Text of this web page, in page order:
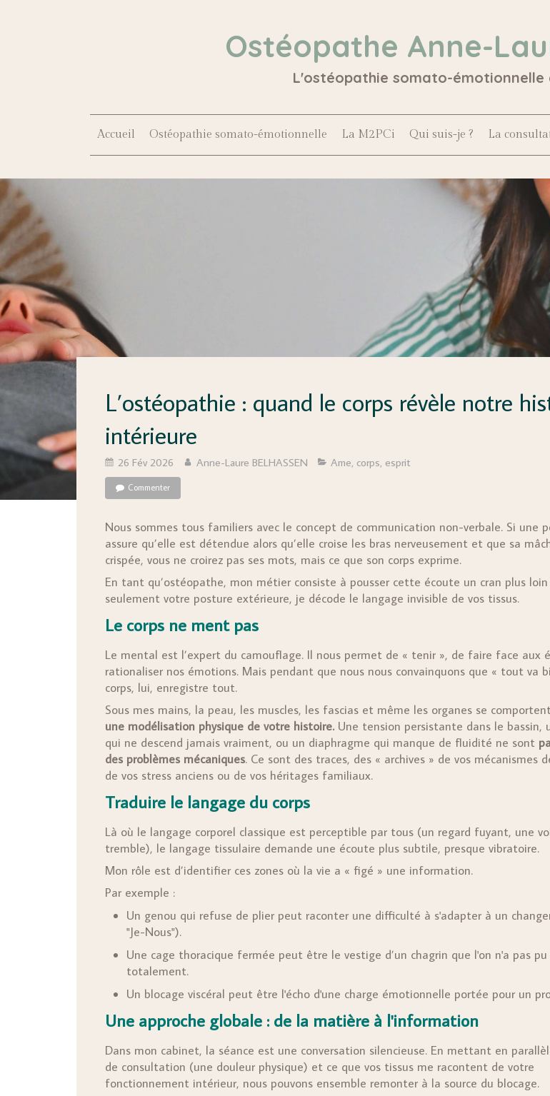
Ostéopathe Anne-
L'ostéopathie somato-émotionnelle
Accueil Ostéopathie somato-émotionnelle La M2PCi Qui suis-je ? La
L’ostéopathie : quand le corps révèle notre
intérieure
26 Fév 2026 Anne-Laure BELHASSEN Ame, corps, esprit
Commenter
Nous sommes tous familiers avec le concept de communication non-verbale. Si une
assure qu’elle est détendue alors qu’elle croise les bras nerveusement et que sa
crispée, vous ne croirez pas ses mots, mais ce que son corps exprime.
En tant qu’ostéopathe, mon métier consiste à pousser cette écoute un cran plus
seulement votre posture extérieure, je décode le langage invisible de vos tissus.
Le corps ne ment pas
Le mental est l’expert du camouflage. Il nous permet de « tenir », de faire face aux
rationaliser nos émotions. Mais pendant que nous nous convainquons que « tout va
corps, lui, enregistre tout.
Sous mes mains, la peau, les muscles, les fascias et même les organes se comportent
une modélisation physique de votre histoire. Une tension persistante dans le bassin,
qui ne descend jamais vraiment, ou un diaphragme qui manque de fluidité ne sont
des problèmes mécaniques. Ce sont des traces, des « archives » de vos mécanismes
de vos stress anciens ou de vos héritages familiaux.
Traduire le langage du corps
Là où le langage corporel classique est perceptible par tous (un regard fuyant, une
tremble), le langage tissulaire demande une écoute plus subtile, presque vibratoire.
Mon rôle est d’identifier ces zones où la vie a « figé » une information.
Par exemple :
Un genou qui refuse de plier peut raconter une difficulté à s'adapter à un
"Je-Nous").
Une cage thoracique fermée peut être le vestige d’un chagrin que l'on n'a pas
totalement.
Un blocage viscéral peut être l'écho d'une charge émotionnelle portée pour un
Une approche globale : de la matière à l'information
Dans mon cabinet, la séance est une conversation silencieuse. En mettant en
de consultation (une douleur physique) et ce que vos tissus me racontent de votre
fonctionnement intérieur, nous pouvons ensemble remonter à la source du blocage.